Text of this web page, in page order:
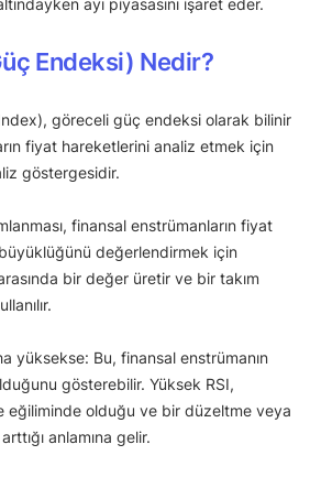
ayı piyasasını işaret eder.
Endeksi) Nedir?
göreceli güç endeksi olarak bilinir
fiyat hareketlerini analiz etmek için
göstergesidir.
finansal enstrümanların fiyat
büyüklüğünü değerlendirmek için
bir değer üretir ve bir takım
yüksekse: Bu, finansal enstrümanın
gösterebilir. Yüksek RSI,
eğiliminde olduğu ve bir düzeltme veya
anlamına gelir.